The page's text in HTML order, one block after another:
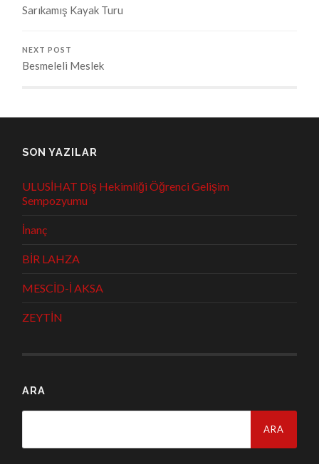
Sarıkamış Kayak Turu
NEXT POST
Besmeleli Meslek
SON YAZILAR
ULUSİHAT Diş Hekimliği Öğrenci Gelişim
Sempozyumu
İnanç
BİR LAHZA
MESCİD-İ AKSA
ZEYTİN
ARA